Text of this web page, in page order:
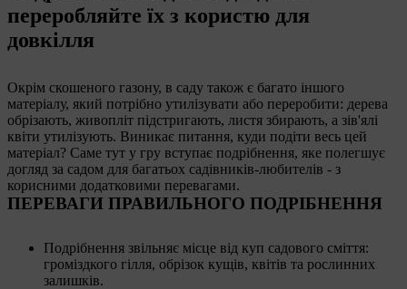
переробляйте їх з користю для
довкілля
Окрім скошеного газону, в саду також є багато іншого
матеріалу, який потрібно утилізувати або переробити: дерева
обрізають, живопліт підстригають, листя збирають, а зів'ялі
квіти утилізують. Виникає питання, куди подіти весь цей
матеріал? Саме тут у гру вступає подрібнення, яке полегшує
догляд за садом для багатьох садівників-любителів - з
корисними додатковими перевагами.
ПЕРЕВАГИ ПРАВИЛЬНОГО ПОДРІБНЕННЯ
Подрібнення звільняє місце від куп садового сміття:
громіздкого гілля, обрізок кущів, квітів та рослинних
залишків.